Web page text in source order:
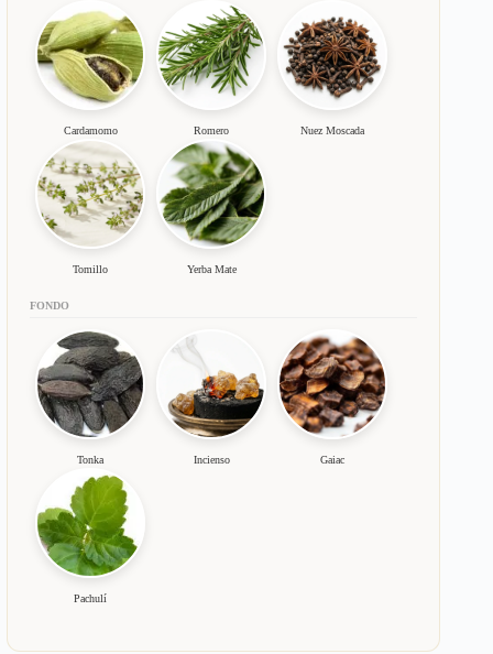
Cardamomo Romero Nuez Moscada
Tomillo Yerba Mate
FONDO
Tonka Incienso Gaiac
Pachulí